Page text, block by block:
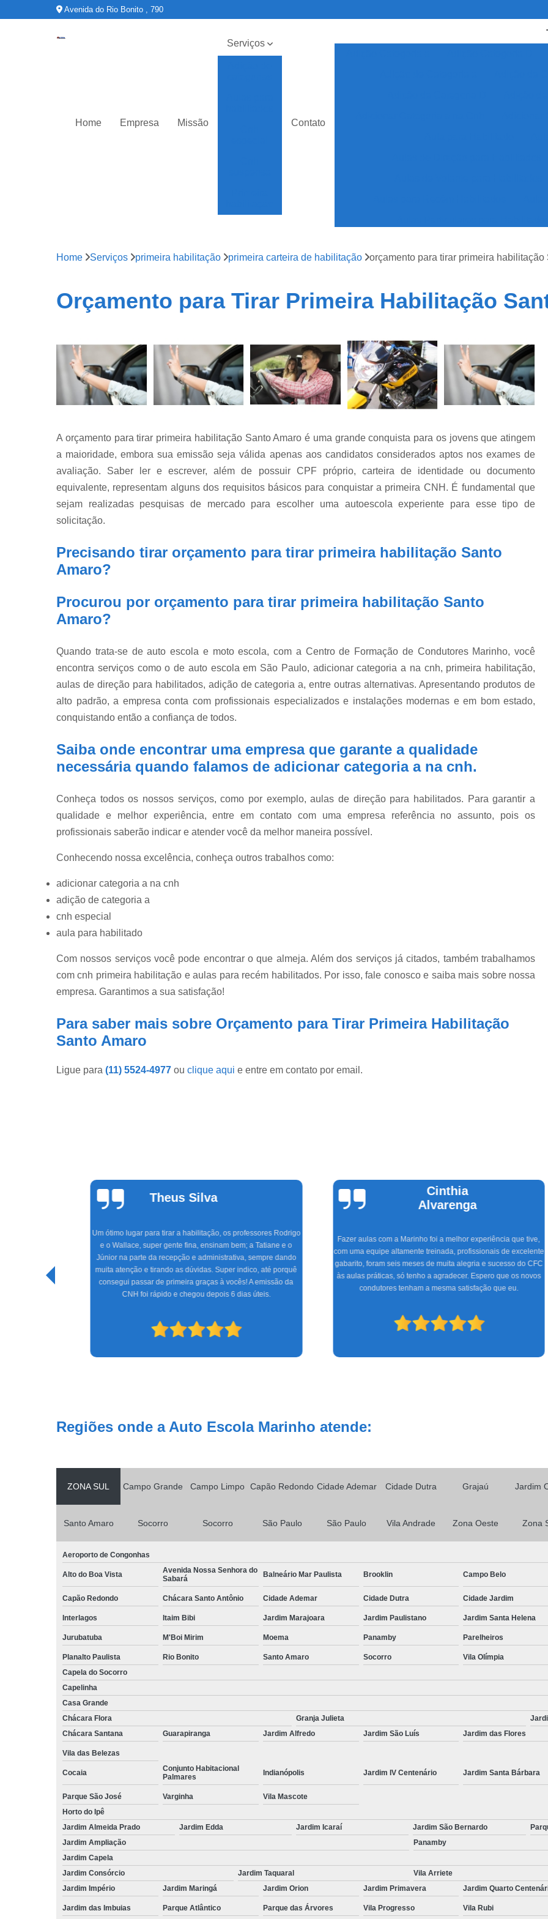
Avenida do Rio Bonito , 790
Home Empresa Missão
Serviços
Contato
Auto Escola Especializada em Cnh
Cnh Especial Moto
Cnh Especial
Carteira Cnh Suspensa
Cnh Suspensa
Cnh Suspensa por Pontos
Cnh
Reabilitação de Cnh Suspensa
Regularização de Cnh
Cnh
Primeira Carteira de Habilitação
Primeira
Primeira Habilitação B
Primeira Habilitação Categoria B
Primeira Habilitação para
Home Serviços primeira habilitação primeira carteira de habilitação orçamento para tirar primeira habilitação
Orçamento para Tirar Primeira Habilitação
A orçamento para tirar primeira habilitação Santo Amaro é uma grande conquista para os jovens que atingem
a maioridade, embora sua emissão seja válida apenas aos candidatos considerados aptos nos exames de
avaliação. Saber ler e escrever, além de possuir CPF próprio, carteira de identidade ou documento
equivalente, representam alguns dos requisitos básicos para conquistar a primeira CNH. É fundamental que
sejam realizadas pesquisas de mercado para escolher uma autoescola experiente para esse tipo de
solicitação.
Precisando tirar orçamento para tirar primeira habilitação Santo
Amaro?
Procurou por orçamento para tirar primeira habilitação Santo
Amaro?
Quando trata-se de auto escola e moto escola, com a Centro de Formação de Condutores Marinho, você
encontra serviços como o de auto escola em São Paulo, adicionar categoria a na cnh, primeira habilitação,
aulas de direção para habilitados, adição de categoria a, entre outras alternativas. Apresentando produtos de
alto padrão, a empresa conta com profissionais especializados e instalações modernas e em bom estado,
conquistando então a confiança de todos.
Saiba onde encontrar uma empresa que garante a qualidade
necessária quando falamos de adicionar categoria a na cnh.
Conheça todos os nossos serviços, como por exemplo, aulas de direção para habilitados. Para garantir a
qualidade e melhor experiência, entre em contato com uma empresa referência no assunto, pois os
profissionais saberão indicar e atender você da melhor maneira possível.
Conhecendo nossa excelência, conheça outros trabalhos como:
adicionar categoria a na cnh
adição de categoria a
cnh especial
aula para habilitado
Com nossos serviços você pode encontrar o que almeja. Além dos serviços já citados, também trabalhamos
com cnh primeira habilitação e aulas para recém habilitados. Por isso, fale conosco e saiba mais sobre nossa
empresa. Garantimos a sua satisfação!
Para saber mais sobre Orçamento para Tirar Primeira Habilitação
Santo Amaro
Ligue para (11) 5524-4977 ou clique aqui e entre em contato por email.
Theus Silva
Um ótimo lugar para tirar a habilitação, os professores Rodrigo
e o Wallace, super gente fina, ensinam bem; a Tatiane e o
Júnior na parte da recepção e administrativa, sempre dando
muita atenção e tirando as dúvidas. Super indico, até porquê
consegui passar de primeira graças à vocês! A emissão da
CNH foi rápido e chegou depois 6 dias úteis.
Cinthia
Alvarenga
Fazer aulas com a Marinho foi a melhor experiência que tive,
com uma equipe altamente treinada, profissionais de excelente
gabarito, foram seis meses de muita alegria e sucesso do CFC
às aulas práticas, só tenho a agradecer. Espero que os novos
condutores tenham a mesma satisfação que eu.
Regiões onde a Auto Escola Marinho atende:
ZONA SUL Campo Grande Campo Limpo Capão Redondo Cidade Ademar Cidade Dutra Grajaú Jardim
Santo Amaro Socorro Socorro São Paulo São Paulo Vila Andrade Zona Oeste Zona
Aeroporto de Congonhas
Alto do Boa Vista
Avenida Nossa Senhora do
Sabará
Balneário Mar Paulista Brooklin Campo Belo
Capão Redondo Chácara Santo Antônio Cidade Ademar Cidade Dutra Cidade Jardim
Interlagos Itaim Bibi Jardim Marajoara Jardim Paulistano Jardim Santa Helena
Jurubatuba M'Boi Mirim Moema Panamby Parelheiros
Planalto Paulista Rio Bonito Santo Amaro Socorro Vila Olímpia
Capela do Socorro
Capelinha
Casa Grande
Chácara Flora
Granja Julieta
Chácara Santana
Guarapiranga Jardim Alfredo Jardim São Luís Jardim das Flores
Vila das Belezas
Cocaia
Conjunto Habitacional
Palmares
Indianópolis Jardim IV Centenário Jardim Santa Bárbara
Parque São José Varginha
Vila Mascote
Horto do Ipê
Jardim Almeida Prado
Jardim Edda Jardim Icaraí Jardim São Bernardo
Jardim Ampliação
Panamby
Jardim Capela
Jardim Consórcio
Jardim Taquaral Vila Arriete
Jardim Império
Jardim Maringá Jardim Orion Jardim Primavera Jardim Quarto
Jardim das Imbuias Parque Atlântico Parque das Árvores Vila Progresso Vila Rubi